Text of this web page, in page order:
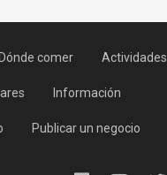
Dónde comer Actividades
Información
Publicar un negocio